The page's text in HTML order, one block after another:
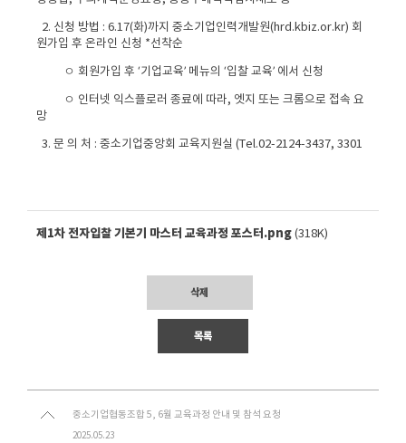
2. 신청 방법 : 6.17(화)까지 중소기업인력개발원(hrd.kbiz.or.kr) 회
원가입 후 온라인 신청 *선착순
ㅇ 회원가입 후 ‘기업교육’ 메뉴의 ‘입찰 교육’ 에서 신청
ㅇ 인터넷 익스플로러 종료에 따라, 엣지 또는 크롬으로 접속 요
망
3. 문 의 처 : 중소기업중앙회 교육지원실 (Tel.02-2124-3437, 3301
제1차 전자입찰 기본기 마스터 교육과정 포스터.png (318K)
삭제
목록
중소기업협동조합 5, 6월 교육과정 안내 및 참석 요청
2025.05.23